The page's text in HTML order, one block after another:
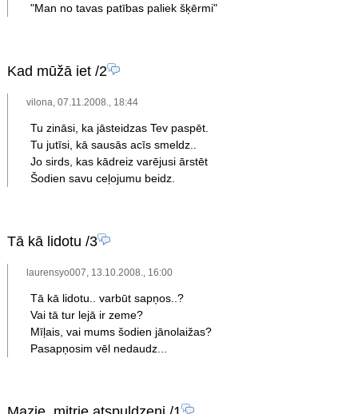
"Man no tavas patības paliek šķērmi"
Kad mūžā iet/2
vilona, 07.11.2008., 18:44
Tu zināsi, ka jāsteidzas Tev paspēt.
Tu jutīsi, kā sausās acīs smeldz..
Jo sirds, kas kādreiz varējusi ārstēt
Šodien savu ceļojumu beidz.
Tā kā lidotu /3
laurensyo007, 13.10.2008., 16:00
Tā kā lidotu.. varbūt sapņos..?
Vai tā tur lejā ir zeme?
Mīļais, vai mums šodien jānolaižas?
Pasapņosim vēl nedaudz...